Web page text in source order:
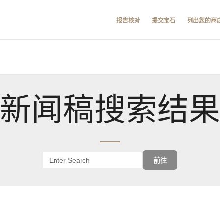
报告核对 提交宝石 列出您的商
新闻稿搜索结果
前往